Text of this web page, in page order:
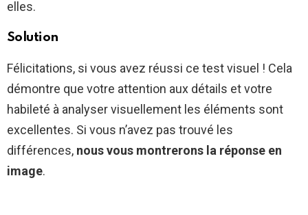
elles.
Solution
Félicitations, si vous avez réussi ce test visuel ! Cela
démontre que votre attention aux détails et votre
habileté à analyser visuellement les éléments sont
excellentes. Si vous n’avez pas trouvé les
différences, nous vous montrerons la réponse en
image.